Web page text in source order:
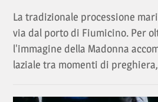
La tradizionale processione
via dal porto di Fiumicino. Per
l'immagine della Madonna
laziale tra momenti di